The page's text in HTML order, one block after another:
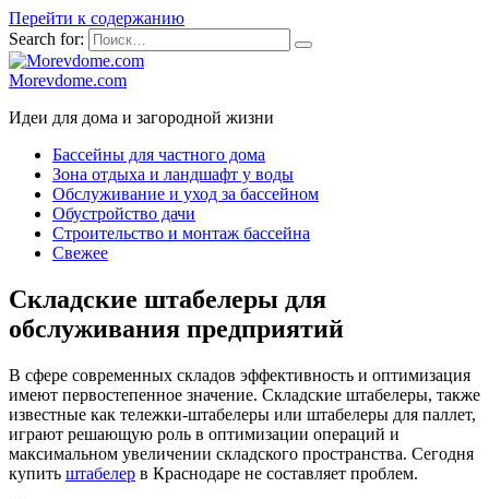
Перейти к содержанию
Search for:
Morevdome.com
Идеи для дома и загородной жизни
Бассейны для частного дома
Зона отдыха и ландшафт у воды
Обслуживание и уход за бассейном
Обустройство дачи
Строительство и монтаж бассейна
Свежее
Складские штабелеры для
обслуживания предприятий
В сфере современных складов эффективность и оптимизация
имеют первостепенное значение. Складские штабелеры, также
известные как тележки-штабелеры или штабелеры для паллет,
играют решающую роль в оптимизации операций и
максимальном увеличении складского пространства. Сегодня
купить штабелер в Краснодаре не составляет проблем.